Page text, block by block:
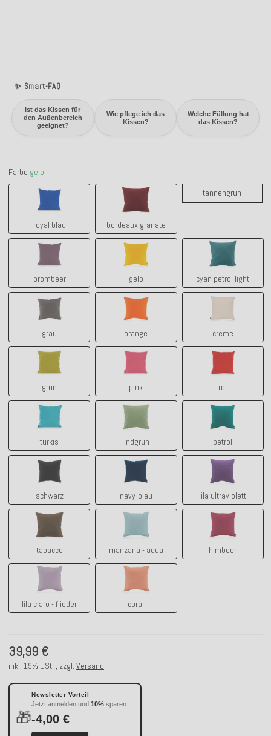
✨ Smart-FAQ
Ist das Kissen für
den Außenbereich
geeignet?
Wie pflege ich das
Kissen?
Welche Füllung hat
das Kissen?
Farbe gelb
royal blau
royal blau
bordeaux granate
bordeaux granate tannengrün
brombeer
brombeer
gelb
gelb
cyan petrol light
cyan petrol
grau
grau
orange
orange
creme
creme
grün
grün
pink
pink
rot
rot
türkis
türkis
lindgrün
lindgrün
petrol
petrol
schwarz
schwarz
navy-blau
navy-blau
lila ultraviolett
lila ultraviolett
tabacco
tabacco
manzana - aqua
manzana - aqua
himbeer
himbeer
lila claro - flieder
lila claro - flieder
coral
coral
39,99 €
inkl. 19% USt. , zzgl. Versand
🎁
Newsletter Vorteil
Jetzt anmelden und 10% sparen:
-4,00 €